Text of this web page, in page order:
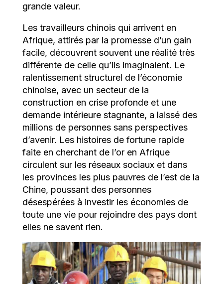
grande valeur.
Les travailleurs chinois qui arrivent en
Afrique, attirés par la promesse d’un gain
facile, découvrent souvent une réalité très
différente de celle qu’ils imaginaient. Le
ralentissement structurel de l’économie
chinoise, avec un secteur de la
construction en crise profonde et une
demande intérieure stagnante, a laissé des
millions de personnes sans perspectives
d’avenir. Les histoires de fortune rapide
faite en cherchant de l’or en Afrique
circulent sur les réseaux sociaux et dans
les provinces les plus pauvres de l’est de la
Chine, poussant des personnes
désespérées à investir les économies de
toute une vie pour rejoindre des pays dont
elles ne savent rien.